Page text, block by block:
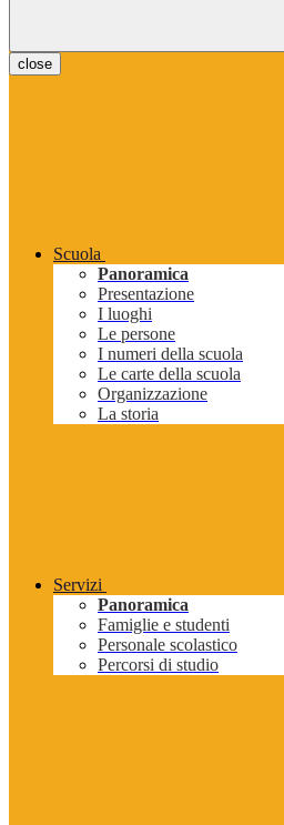
close
Scuola
Panoramica
Presentazione
I luoghi
Le persone
I numeri della scuola
Le carte della scuola
Organizzazione
La storia
Servizi
Panoramica
Famiglie e studenti
Personale scolastico
Percorsi di studio